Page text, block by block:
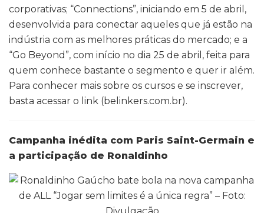
corporativas; “Connections”, iniciando em 5 de abril,
desenvolvida para conectar aqueles que já estão na
indústria com as melhores práticas do mercado; e a
“Go Beyond”, com início no dia 25 de abril, feita para
quem conhece bastante o segmento e quer ir além.
Para conhecer mais sobre os cursos e se inscrever,
basta acessar o link (belinkers.com.br).
Campanha inédita com Paris Saint-Germain e
a participação de Ronaldinho